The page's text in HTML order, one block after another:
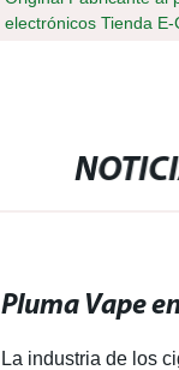
electrónicos Tienda
La industria de los